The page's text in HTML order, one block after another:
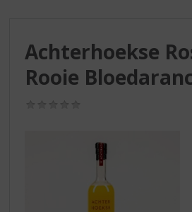
Achterhoekse
Rooie